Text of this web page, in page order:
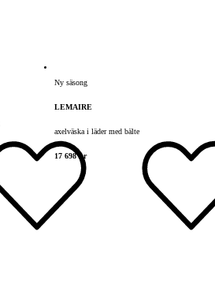
Ny säsong
LEMAIRE
axelväska i läder med bälte
17 698 kr